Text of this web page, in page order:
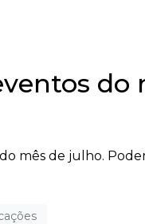
mês de julho.